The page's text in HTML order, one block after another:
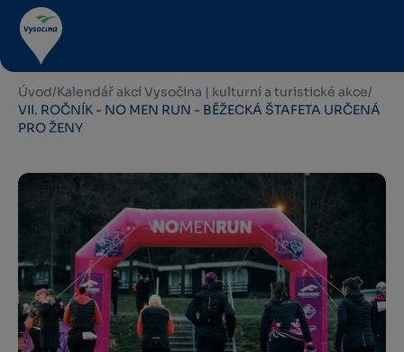
Úvod/Kalendář akcí Vysočina | kulturní a turistické akce/
VII. ROČNÍK - NO MEN RUN - BĚŽECKÁ ŠTAFETA URČENÁ
PRO ŽENY